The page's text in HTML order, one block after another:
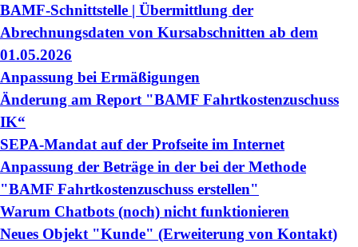
BAMF-Schnittstelle | Übermittlung der
Abrechnungsdaten von Kursabschnitten ab dem
01.05.2026
Anpassung bei Ermäßigungen
Änderung am Report "BAMF Fahrtkostenzuschuss
IK“
SEPA-Mandat auf der Profseite im Internet
Anpassung der Beträge in der bei der Methode
"BAMF Fahrtkostenzuschuss erstellen"
Warum Chatbots (noch) nicht funktionieren
Neues Objekt "Kunde" (Erweiterung von Kontakt)